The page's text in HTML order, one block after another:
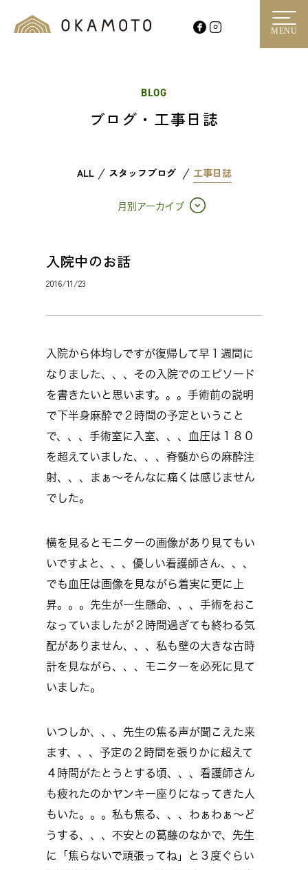
MENU
BLOG
ブログ・工事日誌
ALL スタッフブログ 工事日誌
月別アーカイブ
入院中のお話
2016/11/23
入院から体均しですが復帰して早１週間に
なりました、、、その入院でのエピソード
を書きたいと思います。。。手術前の説明
で下半身麻酔で２時間の予定ということ
で、、、手術室に入室、、、血圧は１８０
を超えていました、、、脊髄からの麻酔注
射、、、まぁ～そんなに痛くは感じません
でした。
横を見るとモニターの画像があり見てもい
いですよと、、、優しい看護師さん、、、
でも血圧は画像を見ながら着実に更に上
昇。。。先生が一生懸命、、、手術をおこ
なっていましたが２時間過ぎても終わる気
配がありません、、、私も壁の大きな古時
計を見ながら、、、モニターを必死に見て
いました。
いつしか、、、先生の焦る声が聞こえた来
ます、、、予定の２時間を張りかに超えて
４時間がたとうとする頃、、、看護師さん
も疲れたのかヤンキー座りになってきた人
もいた。。。私も焦る、、、わぁわぁ～ど
うする、、、不安との葛藤のなかで、先生
に「焦らないで頑張ってね」と３度ぐらい